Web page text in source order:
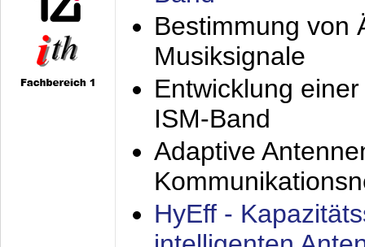
Bestimmung von
Musiksignale
Entwicklung
ISM-Band
Adaptive
HyEff -